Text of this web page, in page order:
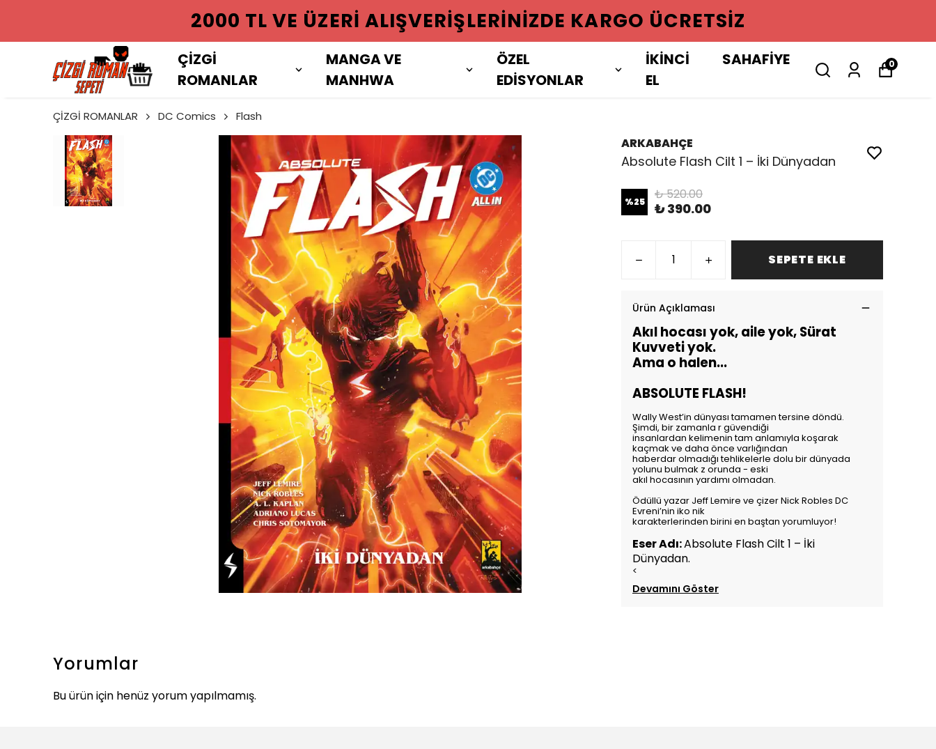
2000 TL VE ÜZERI ALIŞVERIŞLERINIZDE KARGO ÜCRETSIZ
ÇİZGİ
ROMANLAR
MANGA VE
MANHWA
ÖZEL
EDİSYONLAR
İKİNCİ
EL
SAHAFİYE 0
ÇİZGİ ROMANLAR DC Comics Flash
ARKABAHÇE
Absolute Flash Cilt 1 – İki Dünyadan
%25 ₺ 520.00
₺ 390.00
SEPETE EKLE
Ürün Açıklaması
Akıl hocası yok, aile yok, Sürat
Kuvveti yok.
Ama o halen...
ABSOLUTE FLASH!
Wally West’in dünyası tamamen tersine döndü.
Şimdi, bir zamanla r güvendiği
insanlardan kelimenin tam anlamıyla koşarak
kaçmak ve daha önce varlığından
haberdar olmadığı tehlikelerle dolu bir dünyada
yolunu bulmak z orunda - eski
akıl hocasının yardımı olmadan.
Ödüllü yazar Jeff Lemire ve çizer Nick Robles DC
Evreni’nin iko nik
karakterlerinden birini en baştan yorumluyor!
Eser Adı:Absolute Flash Cilt 1 – İki
Dünyadan.
<
Devamını Göster
Yorumlar
Bu ürün için henüz yorum yapılmamış.